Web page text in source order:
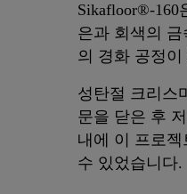
Sikafloor®-160
은과 회색의
의 경화 공정
성탄절 크리스
문을 닫은 후
내에 이 프로
수 있었습니다.